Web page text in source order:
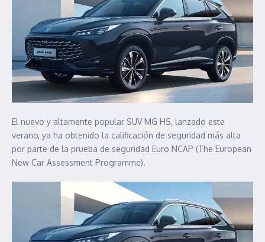
El nuevo y altamente popular SUV MG HS, lanzado este
verano, ya ha obtenido la calificación de seguridad más alta
por parte de la prueba de seguridad Euro NCAP (The European
New Car Assessment Programme).